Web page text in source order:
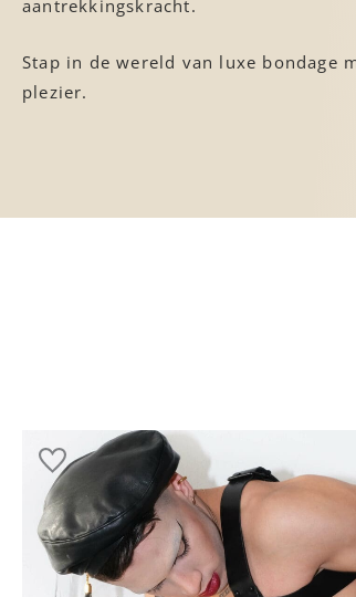
aantrekkingskracht.
Stap in de wereld van luxe bondage
plezier.